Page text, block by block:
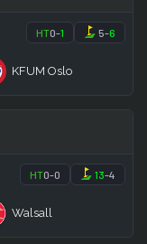
HT0-1 5-6
KFUM Oslo
HT0-0 13-4
Walsall